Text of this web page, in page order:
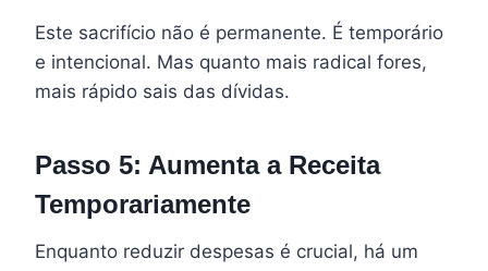
Este sacrifício não é permanente. É temporário
e intencional. Mas quanto mais radical fores,
mais rápido sais das dívidas.
Passo 5: Aumenta a Receita
Temporariamente
Enquanto reduzir despesas é crucial, há um